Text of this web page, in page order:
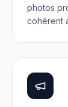
photos
cohérent